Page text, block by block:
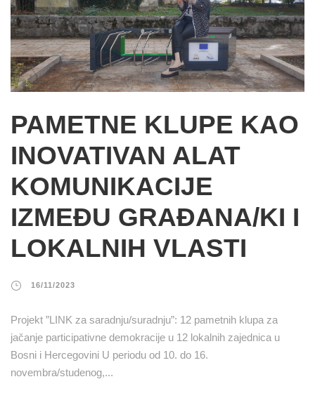
PAMETNE KLUPE KAO
INOVATIVAN ALAT
KOMUNIKACIJE
IZMEĐU GRAĐANA/KI I
LOKALNIH VLASTI
16/11/2023
Projekt ”LINK za saradnju/suradnju”: 12 pametnih klupa za
jačanje participativne demokracije u 12 lokalnih zajednica u
Bosni i Hercegovini U periodu od 10. do 16.
novembra/studenog,...